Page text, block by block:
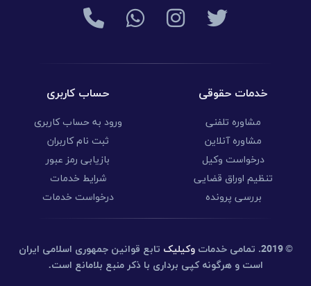
خدمات حقوقی
مشاوره تلفنی
مشاوره آنلاین
درخواست وکیل
تنظیم اوراق قضایی
بررسی پرونده
حساب کاربری
ورود به حساب کاربری
ثبت نام کاربران
بازیابی رمز عبور
شرایط خدمات
درخواست خدمات
© 2019. تمامی خدماتوکیلیک تابع قوانین جمهوری اسلامی ایران
است و هرگونه کپی برداری با ذکر منبع بلامانع است.